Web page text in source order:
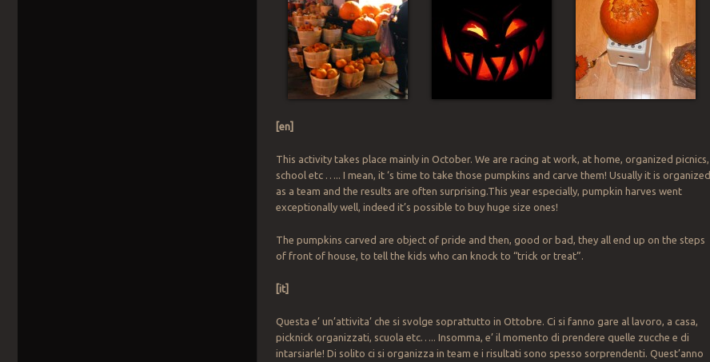
[en]
This activity takes place mainly in October. We are racing at work, at home, organized picnics,
school etc ….. I mean, it ‘s time to take those pumpkins and carve them! Usually it is organized
as a team and the results are often surprising.This year especially, pumpkin harves went
exceptionally well, indeed it’s possible to buy huge size ones!
The pumpkins carved are object of pride and then, good or bad, they all end up on the steps
of front of house, to tell the kids who can knock to “trick or treat”.
[it]
Questa e’ un’attivita’ che si svolge soprattutto in Ottobre. Ci si fanno gare al lavoro, a casa,
picknick organizzati, scuola etc….. Insomma, e’ il momento di prendere quelle zucche e di
intarsiarle! Di solito ci si organizza in team e i risultati sono spesso sorprendenti. Quest’anno